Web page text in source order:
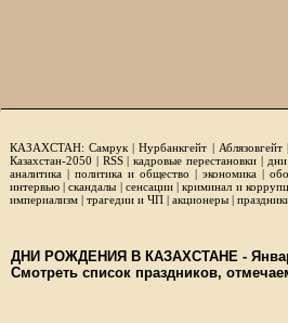
КАЗАХСТАН: Самрук |Нурбанкгейт | Аблязовгейт
Казахстан-2050 | RSS|кадровые перестановки|
аналитика | политика и общество | экономика |
интервью |скандалы | сенсации|криминал и
империализм | трагедии и ЧП | акционеры |
ДНИ РОЖДЕНИЯ В КАЗАХСТАНЕ -
Смотреть список праздников,